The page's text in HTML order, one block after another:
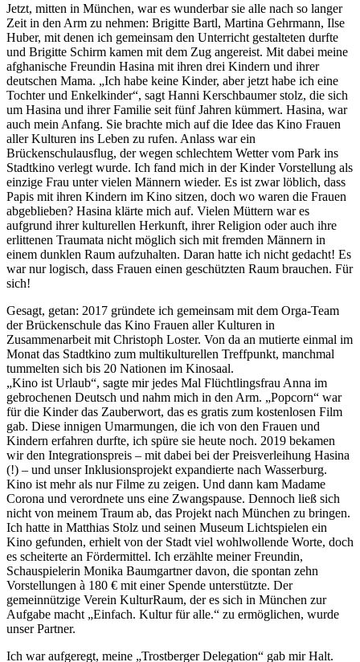
Jetzt, mitten in München, war es wunderbar sie alle nach so langer
Zeit in den Arm zu nehmen: Brigitte Bartl, Martina Gehrmann, Ilse
Huber, mit denen ich gemeinsam den Unterricht gestalteten durfte
und Brigitte Schirm kamen mit dem Zug angereist. Mit dabei meine
afghanische Freundin Hasina mit ihren drei Kindern und ihrer
deutschen Mama. „Ich habe keine Kinder, aber jetzt habe ich eine
Tochter und Enkelkinder“, sagt Hanni Kerschbaumer stolz, die sich
um Hasina und ihrer Familie seit fünf Jahren kümmert. Hasina, war
auch mein Anfang. Sie brachte mich auf die Idee das Kino Frauen
aller Kulturen ins Leben zu rufen. Anlass war ein
Brückenschulausflug, der wegen schlechtem Wetter vom Park ins
Stadtkino verlegt wurde. Ich fand mich in der Kinder Vorstellung als
einzige Frau unter vielen Männern wieder. Es ist zwar löblich, dass
Papis mit ihren Kindern im Kino sitzen, doch wo waren die Frauen
abgeblieben? Hasina klärte mich auf. Vielen Müttern war es
aufgrund ihrer kulturellen Herkunft, ihrer Religion oder auch ihre
erlittenen Traumata nicht möglich sich mit fremden Männern in
einem dunklen Raum aufzuhalten. Daran hatte ich nicht gedacht! Es
war nur logisch, dass Frauen einen geschützten Raum brauchen. Für
sich!
Gesagt, getan: 2017 gründete ich gemeinsam mit dem Orga-Team
der Brückenschule das Kino Frauen aller Kulturen in
Zusammenarbeit mit Christoph Loster. Von da an mutierte einmal im
Monat das Stadtkino zum multikulturellen Treffpunkt, manchmal
tummelten sich bis 20 Nationen im Kinosaal.
„Kino ist Urlaub“, sagte mir jedes Mal Flüchtlingsfrau Anna im
gebrochenen Deutsch und nahm mich in den Arm. „Popcorn“ war
für die Kinder das Zauberwort, das es gratis zum kostenlosen Film
gab. Diese innigen Umarmungen, die ich von den Frauen und
Kindern erfahren durfte, ich spüre sie heute noch. 2019 bekamen
wir den Integrationspreis – mit dabei bei der Preisverleihung Hasina
(!) – und unser Inklusionsprojekt expandierte nach Wasserburg.
Kino ist mehr als nur Filme zu zeigen. Und dann kam Madame
Corona und verordnete uns eine Zwangspause. Dennoch ließ sich
nicht von meinem Traum ab, das Projekt nach München zu bringen.
Ich hatte in Matthias Stolz und seinen Museum Lichtspielen ein
Kino gefunden, erhielt von der Stadt viel wohlwollende Worte, doch
es scheiterte an Fördermittel. Ich erzählte meiner Freundin,
Schauspielerin Monika Baumgartner davon, die spontan zehn
Vorstellungen à 180 € mit einer Spende unterstützte. Der
gemeinnützige Verein KulturRaum, der es sich in München zur
Aufgabe macht „Einfach. Kultur für alle.“ zu ermöglichen, wurde
unser Partner.
Ich war aufgeregt, meine „Trostberger Delegation“ gab mir Halt.